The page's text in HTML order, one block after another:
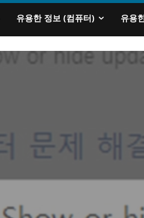
유용한 정보 (컴퓨터) 유용